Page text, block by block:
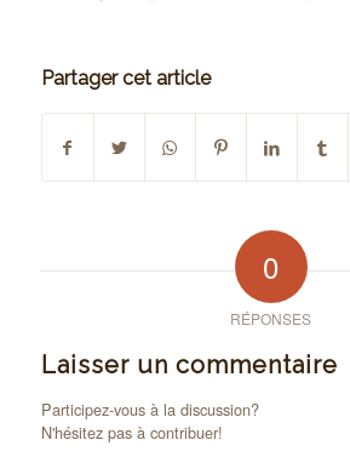
Partager cet article
0
RÉPONSES
Laisser un commentaire
Participez-vous à la discussion?
N'hésitez pas à contribuer!